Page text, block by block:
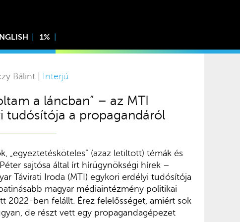
1%
Bálint | Interjú
a láncban” – az MTI
tudósítója a propagandáról
„egyeztetésköteles” (azaz letiltott) témák és
sajtósa által írt hírügynökségi hírek –
Távirati Iroda (MTI) egykori erdélyi tudósítója
magyar médiaintézmény politikai
2022-ben felállt. Érez felelősséget, amiért sok
de részt vett egy propagandagépezet